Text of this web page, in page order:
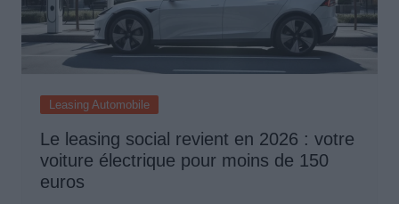
Leasing Automobile
Le leasing social revient en 2026 : votre
voiture électrique pour moins de 150
euros